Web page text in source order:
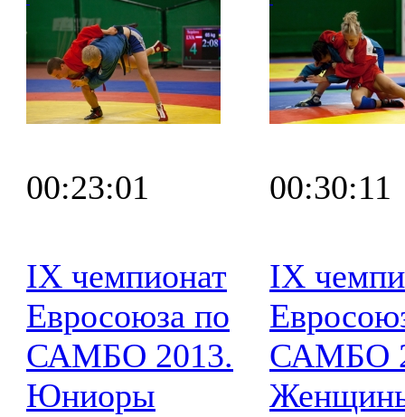
00:23:01
IX чемпионат
Евросоюза по
САМБО 2013.
Юниоры
00:30:11
IX
САМБО